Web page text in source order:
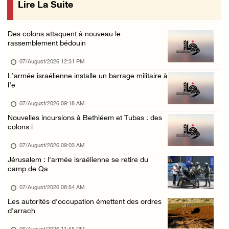
Les forces israéliennes ferment les abords d ...
Tubas : déploiement militaire israélien et t ...
Environ 58 000 cas de varicelle recensés dan ...
Offensive israélienne à Qalandia : 16 Palest ...
06/August/2026 04:30 PM
Des ministres des affaires étrangères de hui ...
Croissant-Rouge : 16 blessés suite à l'agres ...
Les forces d'occupation rasent 4 dunams à Ba ...
06/August/2026 12:57 PM
Lire La Suite
Des colons attaquent à nouveau le
rassemblement bédouin
07/August/2026 12:31 PM
L’armée israélienne installe un barrage militaire à
l’e
07/August/2026 09:18 AM
Nouvelles incursions à Bethléem et Tubas : des
colons i
07/August/2026 09:03 AM
Jérusalem : l'armée israélienne se retire du
camp de Qa
07/August/2026 08:54 AM
Les autorités d'occupation émettent des ordres
d'arrach